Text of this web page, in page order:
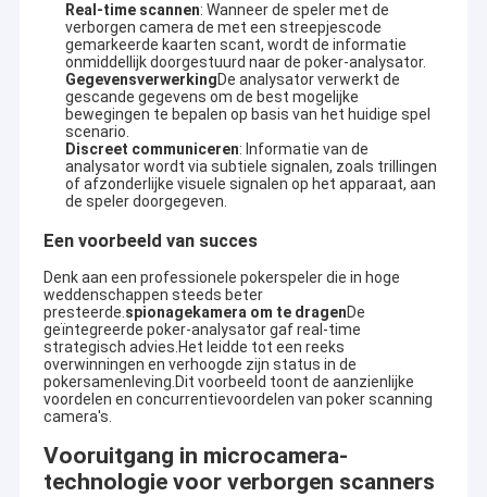
Real-time scannen: Wanneer de speler met de
verborgen camera de met een streepjescode
gemarkeerde kaarten scant, wordt de informatie
onmiddellijk doorgestuurd naar de poker-analysator.
GegevensverwerkingDe analysator verwerkt de
gescande gegevens om de best mogelijke
bewegingen te bepalen op basis van het huidige spel
scenario.
Discreet communiceren: Informatie van de
analysator wordt via subtiele signalen, zoals trillingen
of afzonderlijke visuele signalen op het apparaat, aan
de speler doorgegeven.
Een voorbeeld van succes
Denk aan een professionele pokerspeler die in hoge
weddenschappen steeds beter
presteerde.spionagekamera om te dragenDe
geïntegreerde poker-analysator gaf real-time
strategisch advies.Het leidde tot een reeks
overwinningen en verhoogde zijn status in de
pokersamenleving.Dit voorbeeld toont de aanzienlijke
voordelen en concurrentievoordelen van poker scanning
camera's.
Vooruitgang in microcamera-
technologie voor verborgen scanners